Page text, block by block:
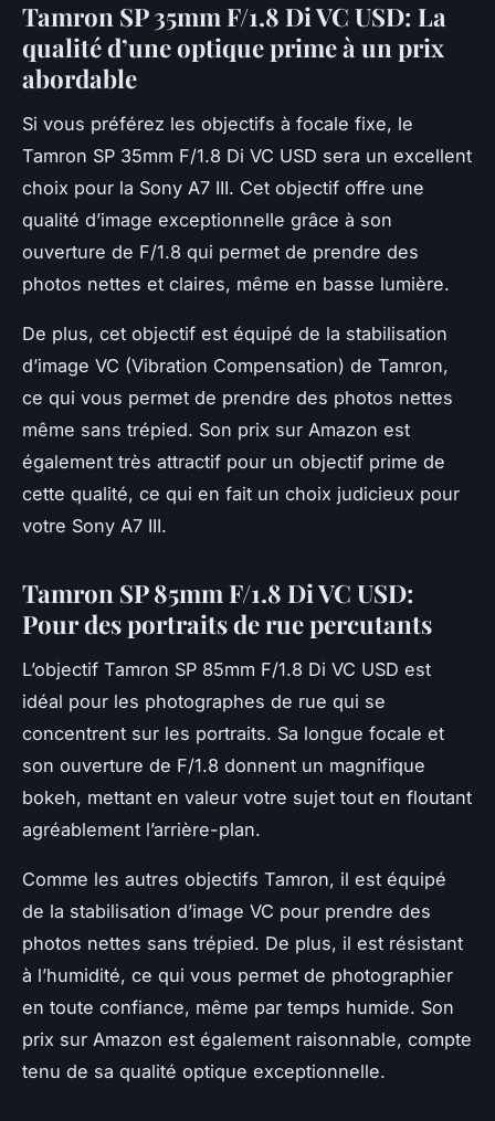
Tamron SP 35mm F/1.8 Di VC USD: La
qualité d’une optique prime à un prix
abordable
Si vous préférez les objectifs à focale fixe, le
Tamron SP 35mm F/1.8 Di VC USD sera un excellent
choix pour la Sony A7 III. Cet objectif offre une
qualité d’image exceptionnelle grâce à son
ouverture de F/1.8 qui permet de prendre des
photos nettes et claires, même en basse lumière.
De plus, cet objectif est équipé de la stabilisation
d’image VC (Vibration Compensation) de Tamron,
ce qui vous permet de prendre des photos nettes
même sans trépied. Son prix sur Amazon est
également très attractif pour un objectif prime de
cette qualité, ce qui en fait un choix judicieux pour
votre Sony A7 III.
Tamron SP 85mm F/1.8 Di VC USD:
Pour des portraits de rue percutants
L’objectif Tamron SP 85mm F/1.8 Di VC USD est
idéal pour les photographes de rue qui se
concentrent sur les portraits. Sa longue focale et
son ouverture de F/1.8 donnent un magnifique
bokeh, mettant en valeur votre sujet tout en floutant
agréablement l’arrière-plan.
Comme les autres objectifs Tamron, il est équipé
de la stabilisation d’image VC pour prendre des
photos nettes sans trépied. De plus, il est résistant
à l’humidité, ce qui vous permet de photographier
en toute confiance, même par temps humide. Son
prix sur Amazon est également raisonnable, compte
tenu de sa qualité optique exceptionnelle.